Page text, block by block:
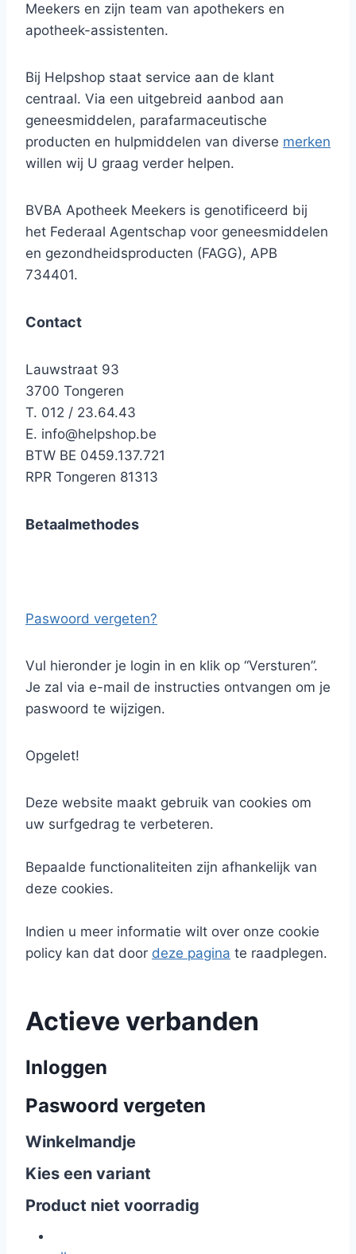
Meekers en zijn team van apothekers en
apotheek-assistenten.
Bij Helpshop staat service aan de klant
centraal. Via een uitgebreid aanbod aan
geneesmiddelen, parafarmaceutische
producten en hulpmiddelen van diverse merken
willen wij U graag verder helpen.
BVBA Apotheek Meekers is genotificeerd bij
het Federaal Agentschap voor geneesmiddelen
en gezondheidsproducten (FAGG), APB
734401.
Contact
Lauwstraat 93
3700 Tongeren
T. 012 / 23.64.43
E. info@helpshop.be
BTW BE 0459.137.721
RPR Tongeren 81313
Betaalmethodes
Paswoord vergeten?
Vul hieronder je login in en klik op “Versturen”.
Je zal via e-mail de instructies ontvangen om je
paswoord te wijzigen.
Opgelet!
Deze website maakt gebruik van cookies om
uw surfgedrag te verbeteren.
Bepaalde functionaliteiten zijn afhankelijk van
deze cookies.
Indien u meer informatie wilt over onze cookie
policy kan dat door deze pagina te raadplegen.
Actieve verbanden
Inloggen
Paswoord vergeten
Winkelmandje
Kies een variant
Product niet voorradig